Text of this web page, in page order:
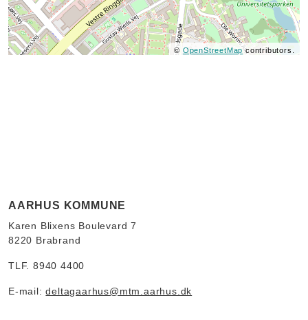
© OpenStreetMapcontributors.
AARHUS KOMMUNE
Karen Blixens Boulevard 7
8220 Brabrand
TLF. 8940 4400
E-mail:deltagaarhus@mtm.aarhus.dk